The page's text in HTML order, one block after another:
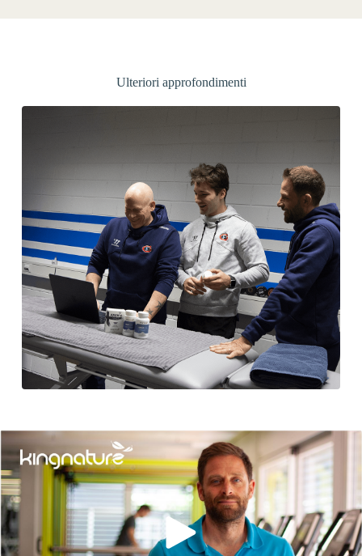
Ulteriori approfondimenti